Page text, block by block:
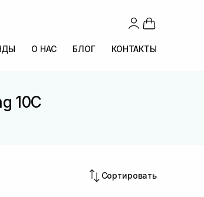
О НАС БЛОГ КОНТАКТЫ
10C
Сортировать